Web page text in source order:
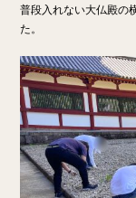
普段入れない大仏殿の
た。